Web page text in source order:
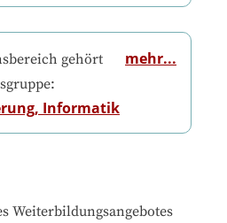
gehört
Informatik
mehr...
Weiterbildungsangebotes